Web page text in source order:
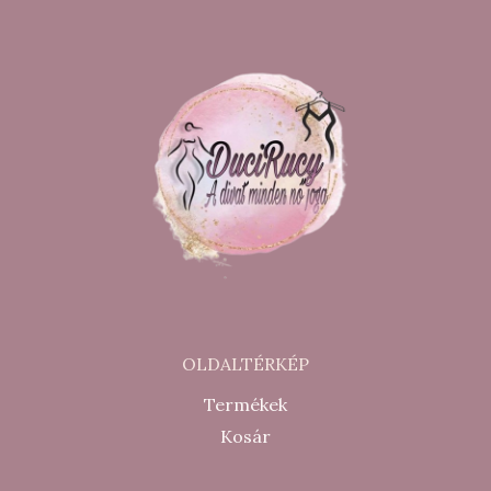
OLDALTÉRKÉP
Termékek
Kosár